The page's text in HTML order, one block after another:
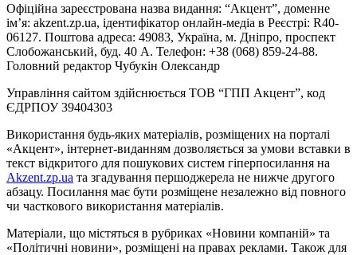
Офіційна зареєстрована назва видання: “Акцент”, доменне
ім’я: akzent.zp.ua, ідентифікатор онлайн-медіа в Реєстрі: R40-
06127. Поштова адреса: 49083, Україна, м. Дніпро, проспект
Слобожанський, буд. 40 А. Телефон: +38 (068) 859-24-88.
Головний редактор Чубукін Олександр
Управління сайтом здійснюється ТОВ “ГПП Акцент”, код
ЄДРПОУ 39404303
Використання будь-яких матеріалів, розміщених на порталі
«Акцент», інтернет-виданням дозволяється за умови вставки в
текст відкритого для пошукових систем гіперпосилання на
Akzent.zp.ua та згадування першоджерела не нижче другого
абзацу. Посилання має бути розміщене незалежно від повного
чи часткового використання матеріалів.
Матеріали, що містяться в рубриках «Новини компаній» та
«Політичні новини», розміщені на правах реклами. Також для